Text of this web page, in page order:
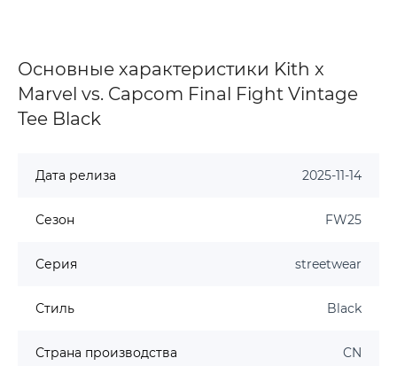
Основные характеристики Kith x
Marvel vs. Capcom Final Fight Vintage
Tee Black
Дата релиза 2025-11-14
Сезон FW25
Серия streetwear
Стиль Black
Страна производства CN